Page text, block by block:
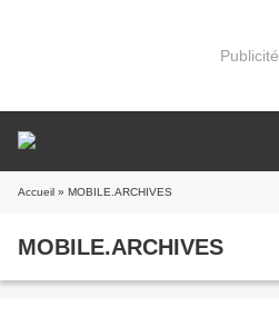
Publicité
Accueil » MOBILE.ARCHIVES
MOBILE.ARCHIVES